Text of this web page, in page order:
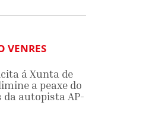
VENRES
á Xunta de
a peaxe do
autopista AP-